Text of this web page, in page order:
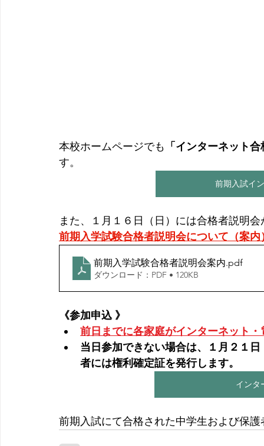
本校ホームページでも 「インターネット
す。
前期入試イ
また、１月１６日（日）には合格者説明
前期入学試験合格者説明会について（案内
前期入学試験合格者説明会案内.pdf
ダウンロード：PDF • 120KB
《参加申込 》
前日までに各家庭がインターネット
当日参加できない場合は、１月２１
者には権利確定証を発行します。
インタ
前期入試にて合格された中学生および保